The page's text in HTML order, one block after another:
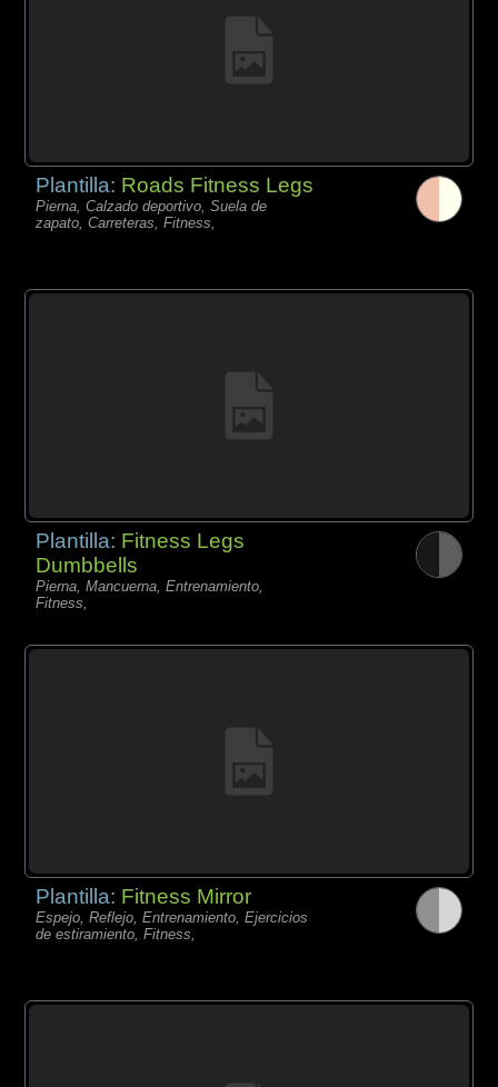
Plantilla: Roads Fitness Legs
Pierna, Calzado deportivo, Suela de
zapato, Carreteras, Fitness,
Plantilla: Fitness Legs
Dumbbells
Pierna, Mancuerna, Entrenamiento,
Fitness,
Plantilla: Fitness Mirror
Espejo, Reflejo, Entrenamiento, Ejercicios
de estiramiento, Fitness,